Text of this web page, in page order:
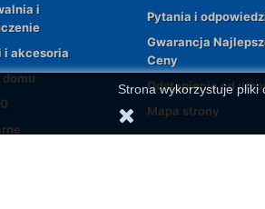
i
i akcesoria
domu
Pytania i
Gwarancja
Ceny
Odstąpienie od
Mapa strony
Strona wykorzystuje pliki